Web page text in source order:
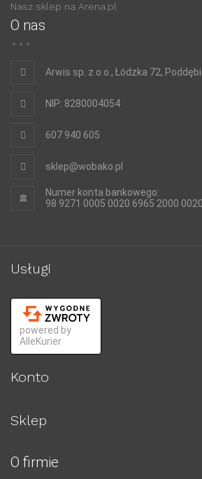
Nasz sklep na Arena.pl
O nas
Arwis sp. z o.o., Łódzka 72,
NIP: 8280004054
607 940 605
sklep@wobako.pl
Numer konta bankowego:
98 9271 0005 0020 6965 2000 0020
Usługi
powered by
AlleKurier
Konto
Sklep
O firmie